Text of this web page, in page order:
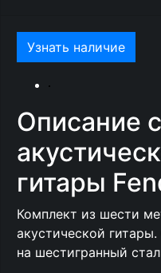
Узнать наличие
Описание
гитары
Комплект из шести
акустической
на шестигранный